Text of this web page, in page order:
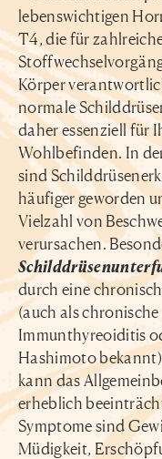
lebenswichtigen
T4, die für
Körper
normale
daher essenziell für
Wohlbefinden. In
sind
häufiger geworden
Vielzahl von
verursachen.
durch eine
(auch als chronische
Immunthyreoiditis
Hashimoto
kann das
erheblich
Symptome sind
Müdigkeit,